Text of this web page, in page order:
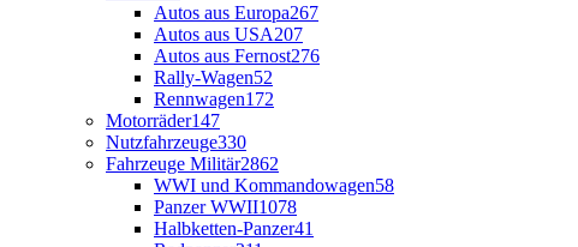
Autos aus Europa267
Autos aus USA207
Autos aus Fernost276
Rally-Wagen52
Rennwagen172
Motorräder147
Nutzfahrzeuge330
Fahrzeuge Militär2862
WWI und Kommandowagen58
Panzer WWII1078
Halbketten-Panzer41